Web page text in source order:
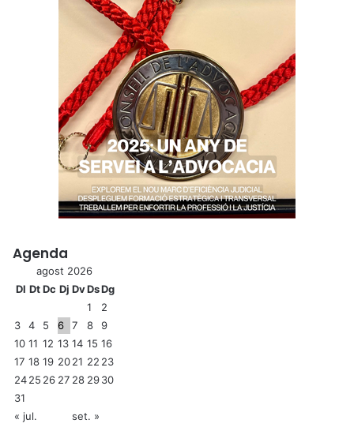
Agenda
agost 2026
Dl DtDc Dj DvDsDg
1
2
3
4 5 6 7 8
9
10 11 12 13 14 15 16
17 18 19 2021 22 23
2425 26 27 28 2930
31
« jul.
set. »